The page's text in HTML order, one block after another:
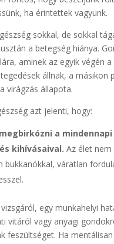
ha érintettek vagyunk.
sokkal, de sokkal
a betegség hiánya.
aminek az egyik végén a
állnak, a másikon
virágzás állapota.
azt jelenti, hogy:
a
kihívásaival. Az élet nem
bukkanókkal, váratlan
egy munkahelyi
vitáról vagy anyagi
feszültséget. Ha mentálisan